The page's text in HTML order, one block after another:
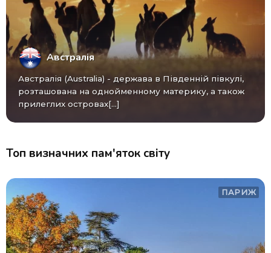
Австралія
Австралія (Australia) - ​​держава в Південній півкулі,
розташована на однойменному материку, а також
прилеглих островах[...]
Топ визначних пам'яток світу
ПАРИЖ